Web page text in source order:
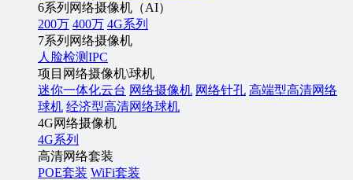
6系列网络摄像机（AI）
200万 400万 4G系列
7系列网络摄像机
人脸检测IPC
项目网络摄像机\球机
迷你一体化云台 网络摄像机 网络针孔 高端型高清网络
球机 经济型高清网络球机
4G网络摄像机
4G系列
高清网络套装
POE套装 WiFi套装